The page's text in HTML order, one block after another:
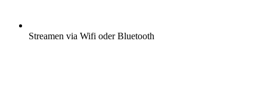
Streamen via Wifi oder Bluetooth